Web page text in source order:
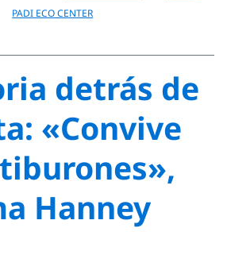
PADI ECO CENTER
detrás de
«Convive
Hanney